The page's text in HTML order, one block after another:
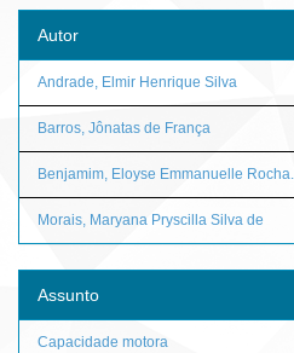
Autor
Andrade, Elmir Henrique Silva
Barros, Jônatas de França
Benjamim, Eloyse Emmanuelle Rocha...
Morais, Maryana Pryscilla Silva de
Assunto
Capacidade motora